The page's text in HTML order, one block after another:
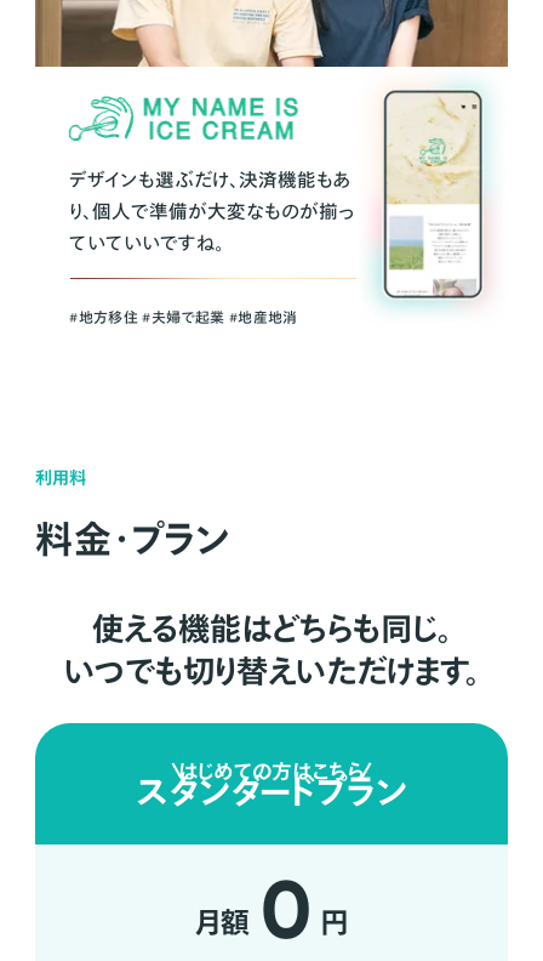
デザインも選ぶだけ、決済機能もあ
り、個人で準備が大変なものが揃っ
ていていいですね。
#地方移住 #夫婦で起業 #地産地消
利用料
料金・プラン
使える機能はどちらも同じ。
いつでも切り替えいただけます。
はじめての方はこちら
スタンダードプラン
月額 0 円